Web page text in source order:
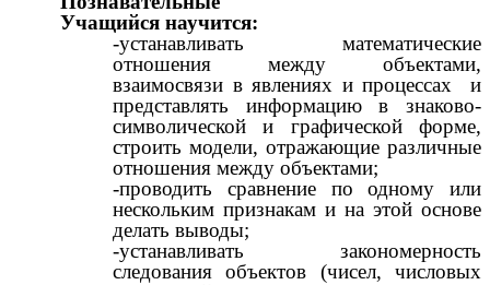
Учащийся научится:
-устанавливать математические
отношения между объектами,
взаимосвязи в явлениях и процессах и
представлять информацию в знаково-
символической и графической форме,
строить модели, отражающие различные
отношения между объектами;
-проводить сравнение по одному или
нескольким признакам и на этой основе
делать выводы;
-устанавливать закономерность
следования объектов (чисел, числовых